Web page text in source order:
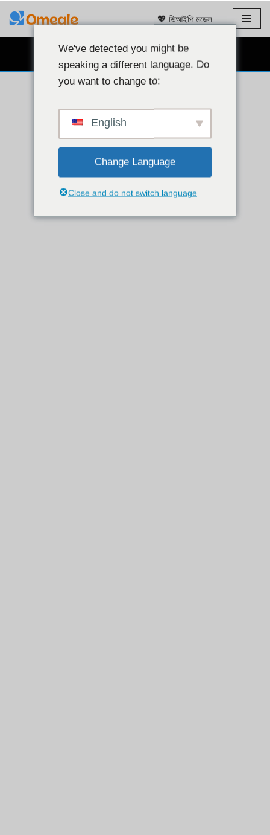
💖 ভিআইপি মডেল
বিনামূল্যে ওয়েবক্যাম চ্যাট 👉
We've detected you might be
speaking a different language. Do
you want to change to:
English
Change Language
Close and do not switch language